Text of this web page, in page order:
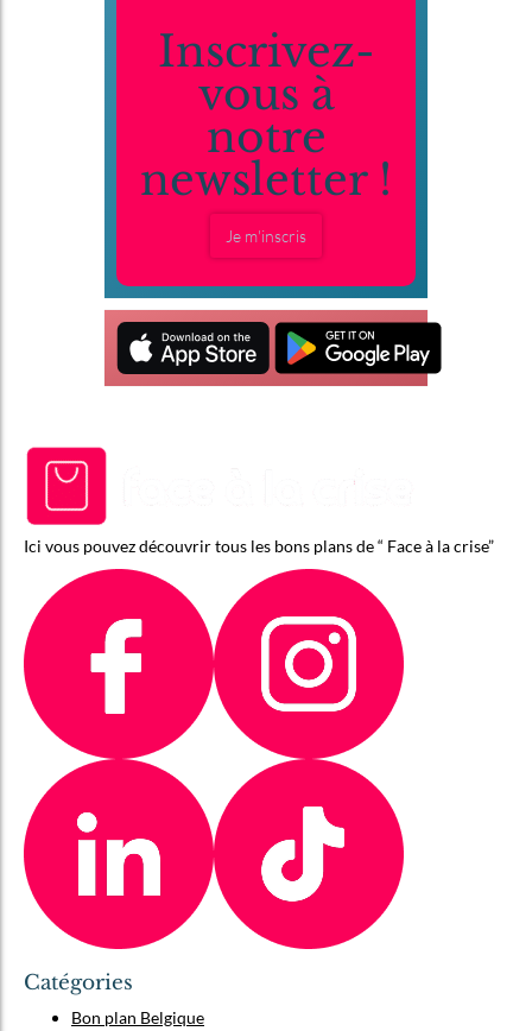
Inscrivez-
vous à
notre
newsletter !
Je m'inscris
Ici vous pouvez découvrir tous les bons plans de “ Face à la crise”
Catégories
Bon plan Belgique